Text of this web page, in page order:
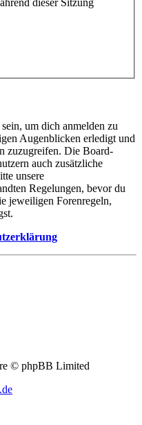
um dich anmelden zu
Augenblicken erledigt und
zuzugreifen. Die Board-
auch zusätzliche
unsere
Regelungen, bevor du
jeweiligen Forenregeln,
© phpBB Limited